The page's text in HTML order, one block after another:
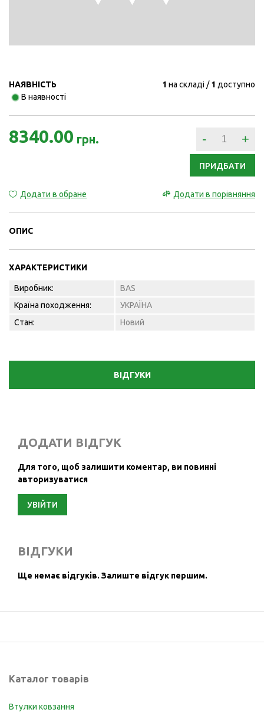
НАЯВНІСТЬ
В наявності
1 на складі 1 доступно
8340.00 грн. - +
ПРИДБАТИ
Додати в обране Додати в порівняння
ОПИС
ХАРАКТЕРИСТИКИ
Виробник:
BAS
Країна походження:
УКРАЇНА
Стан:
Новий
ВІДГУКИ
ДОДАТИ ВІДГУК
Для того, щоб залишити коментар, ви повинні
авторизуватися
УВІЙТИ
ВІДГУКИ
Ще немає відгуків. Залиште відгук першим.
Каталог товарів
Втулки ковзання